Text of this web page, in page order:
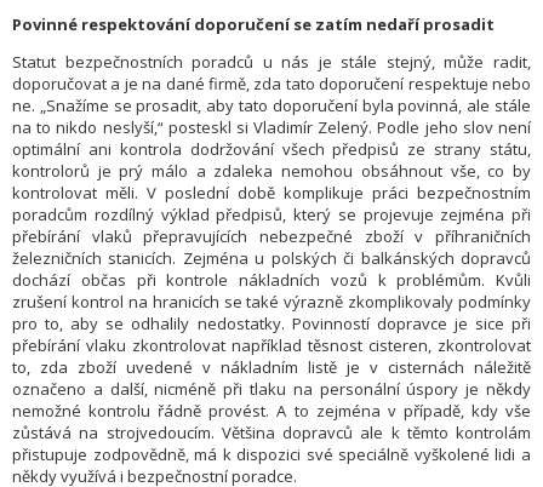
Povinné respektování doporučení se zatím nedaří prosadit
Statut bezpečnostních poradců u nás je stále stejný, může radit,
doporučovat a je na dané firmě, zda tato doporučení respektuje nebo
ne. „Snažíme se prosadit, aby tato doporučení byla povinná, ale stále
na to nikdo neslyší,“ posteskl si Vladimír Zelený. Podle jeho slov není
optimální ani kontrola dodržování všech předpisů ze strany státu,
kontrolorů je prý málo a zdaleka nemohou obsáhnout vše, co by
kontrolovat měli. V poslední době komplikuje práci bezpečnostním
poradcům rozdílný výklad předpisů, který se projevuje zejména při
přebírání vlaků přepravujících nebezpečné zboží v příhraničních
železničních stanicích. Zejména u polských či balkánských dopravců
dochází občas při kontrole nákladních vozů k problémům. Kvůli
zrušení kontrol na hranicích se také výrazně zkomplikovaly podmínky
pro to, aby se odhalily nedostatky. Povinností dopravce je sice při
přebírání vlaku zkontrolovat například těsnost cisteren, zkontrolovat
to, zda zboží uvedené v nákladním listě je v cisternách náležitě
označeno a další, nicméně při tlaku na personální úspory je někdy
nemožné kontrolu řádně provést. A to zejména v případě, kdy vše
zůstává na strojvedoucím. Většina dopravců ale k těmto kontrolám
přistupuje zodpovědně, má k dispozici své speciálně vyškolené lidi a
někdy využívá i bezpečnostní poradce.